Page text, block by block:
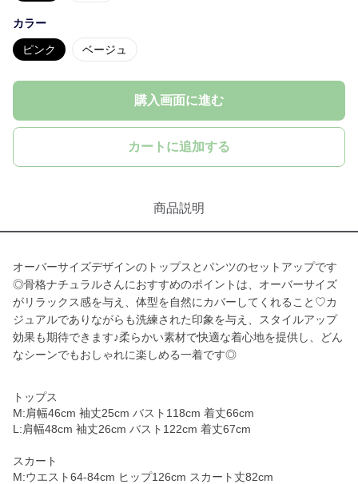
カラー
ピンク ベージュ
購入画面に進む
カートに追加する
商品説明
オーバーサイズデザインのトップスとパンツのセットアップです
◎骨格ナチュラルさんにおすすめのポイントは、オーバーサイズ
がリラックス感を与え、体型を自然にカバーしてくれること♡カ
ジュアルでありながらも洗練された印象を与え、スタイルアップ
効果も期待できます♪柔らかい素材で快適な着心地を提供し、どん
なシーンでもおしゃれに楽しめる一着です◎
トップス
M:肩幅46cm 袖丈25cm バスト118cm 着丈66cm
L:肩幅48cm 袖丈26cm バスト122cm 着丈67cm
スカート
M:ウエスト64-84cm ヒップ126cm スカート丈82cm